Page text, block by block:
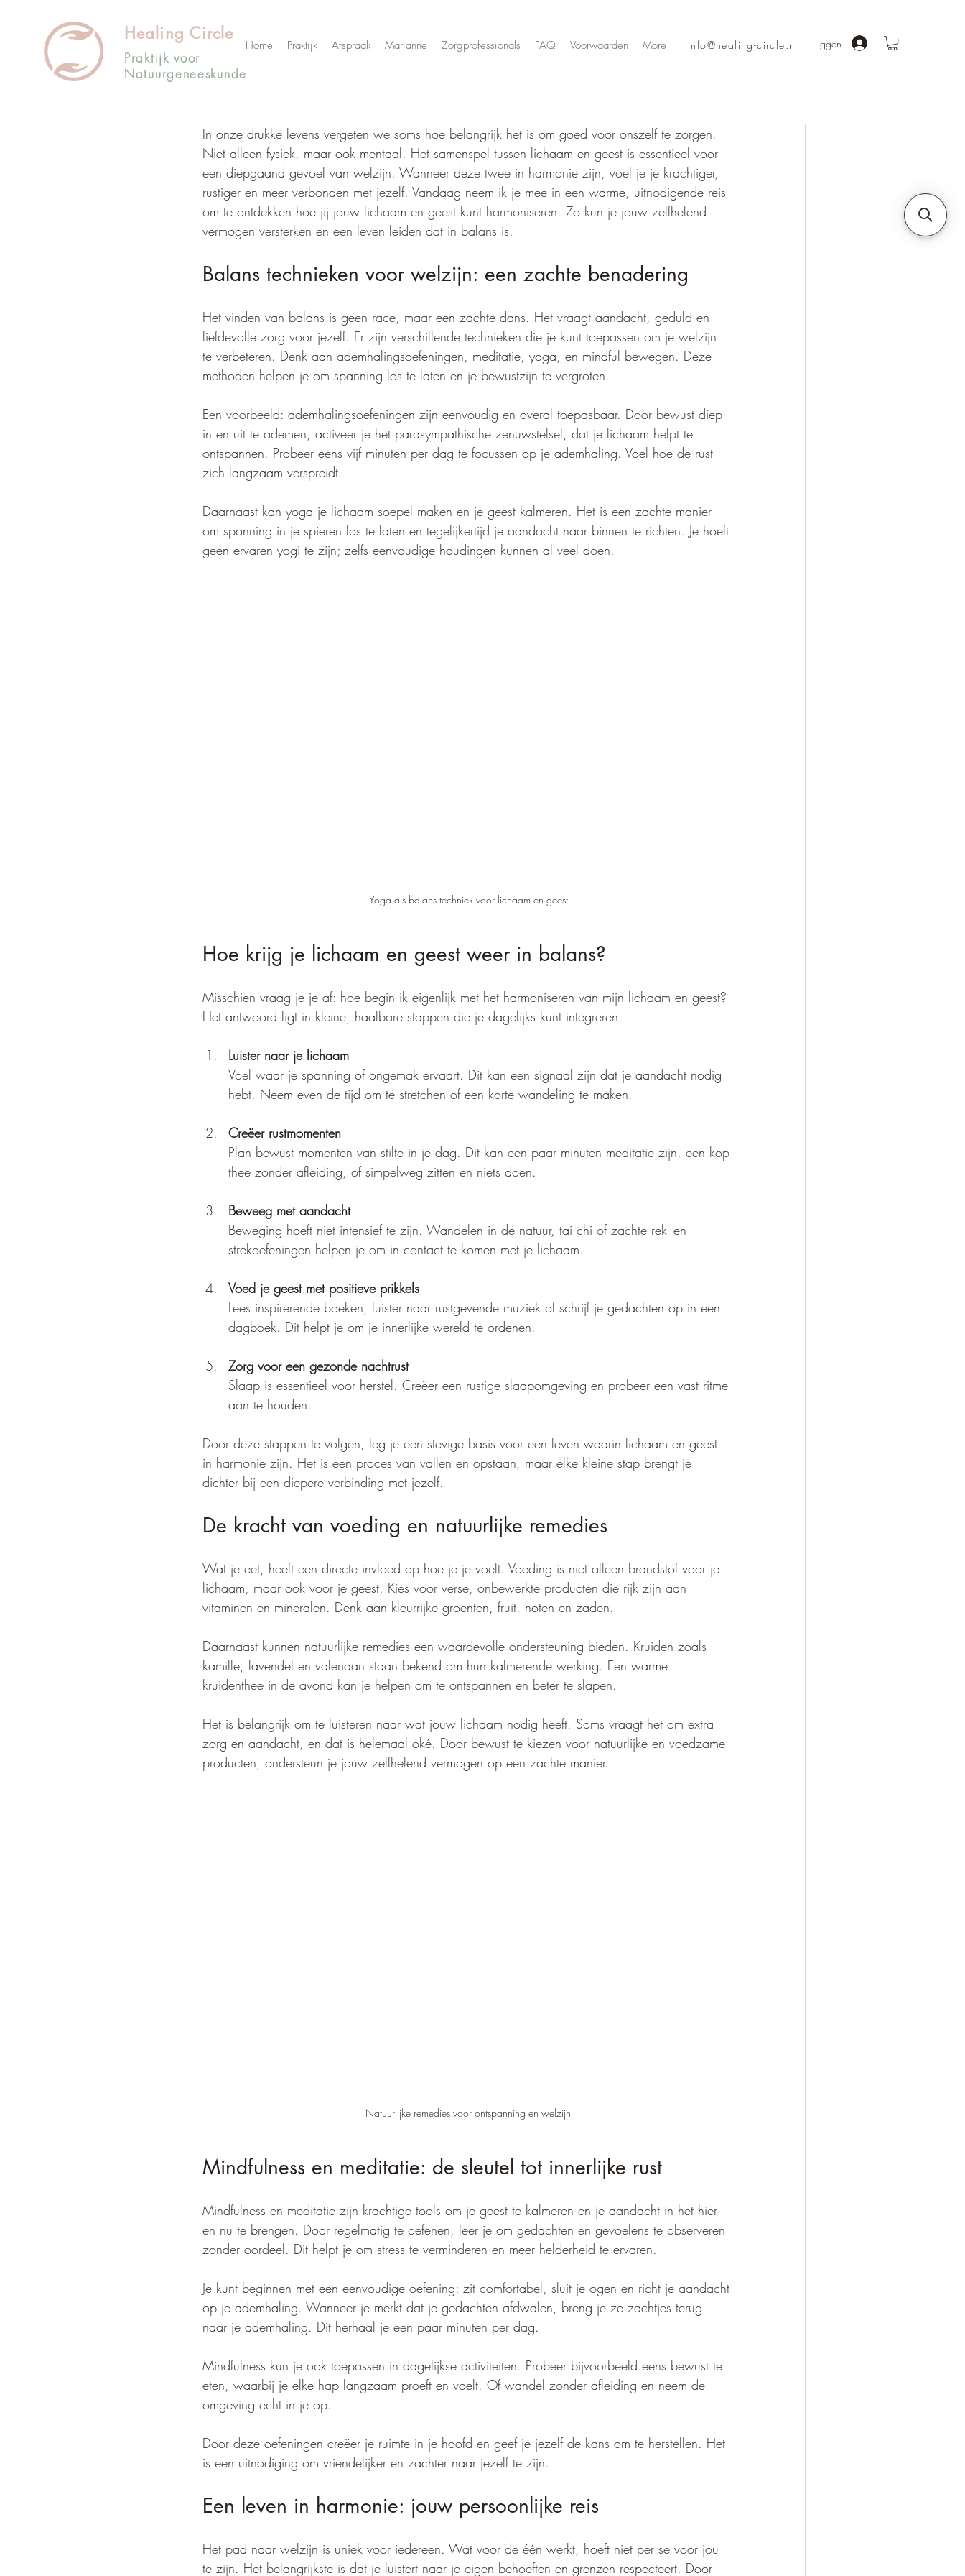
Healing Circle
Praktijk voor
Natuurgeneeskunde
Home Praktijk Afspraak Marianne Zorgprofessionals FAQ Voorwaarden More info@healing-circle.nl Inloggen
In onze drukke levens vergeten we soms hoe belangrijk het is om goed voor onszelf te zorgen.
Niet alleen fysiek, maar ook mentaal. Het samenspel tussen lichaam en geest is essentieel voor
een diepgaand gevoel van welzijn. Wanneer deze twee in harmonie zijn, voel je je krachtiger,
rustiger en meer verbonden met jezelf. Vandaag neem ik je mee in een warme, uitnodigende reis
om te ontdekken hoe jij jouw lichaam en geest kunt harmoniseren. Zo kun je jouw zelfhelend
vermogen versterken en een leven leiden dat in balans is.
Balans technieken voor welzijn: een zachte benadering
Het vinden van balans is geen race, maar een zachte dans. Het vraagt aandacht, geduld en
liefdevolle zorg voor jezelf. Er zijn verschillende technieken die je kunt toepassen om je welzijn
te verbeteren. Denk aan ademhalingsoefeningen, meditatie, yoga, en mindful bewegen. Deze
methoden helpen je om spanning los te laten en je bewustzijn te vergroten.
Een voorbeeld: ademhalingsoefeningen zijn eenvoudig en overal toepasbaar. Door bewust diep
in en uit te ademen, activeer je het parasympathische zenuwstelsel, dat je lichaam helpt te
ontspannen. Probeer eens vijf minuten per dag te focussen op je ademhaling. Voel hoe de rust
zich langzaam verspreidt.
Daarnaast kan yoga je lichaam soepel maken en je geest kalmeren. Het is een zachte manier
om spanning in je spieren los te laten en tegelijkertijd je aandacht naar binnen te richten. Je hoeft
geen ervaren yogi te zijn; zelfs eenvoudige houdingen kunnen al veel doen.
Yoga als balans techniek voor lichaam en geest
Hoe krijg je lichaam en geest weer in balans?
Misschien vraag je je af: hoe begin ik eigenlijk met het harmoniseren van mijn lichaam en geest?
Het antwoord ligt in kleine, haalbare stappen die je dagelijks kunt integreren.
Luister naar je lichaam
Voel waar je spanning of ongemak ervaart. Dit kan een signaal zijn dat je aandacht nodig
hebt. Neem even de tijd om te stretchen of een korte wandeling te maken.
Creëer rustmomenten
Plan bewust momenten van stilte in je dag. Dit kan een paar minuten meditatie zijn, een kop
thee zonder afleiding, of simpelweg zitten en niets doen.
Beweeg met aandacht
Beweging hoeft niet intensief te zijn. Wandelen in de natuur, tai chi of zachte rek- en
strekoefeningen helpen je om in contact te komen met je lichaam.
Voed je geest met positieve prikkels
Lees inspirerende boeken, luister naar rustgevende muziek of schrijf je gedachten op in een
dagboek. Dit helpt je om je innerlijke wereld te ordenen.
Zorg voor een gezonde nachtrust
Slaap is essentieel voor herstel. Creëer een rustige slaapomgeving en probeer een vast ritme
aan te houden.
Door deze stappen te volgen, leg je een stevige basis voor een leven waarin lichaam en geest
in harmonie zijn. Het is een proces van vallen en opstaan, maar elke kleine stap brengt je
dichter bij een diepere verbinding met jezelf.
De kracht van voeding en natuurlijke remedies
Wat je eet, heeft een directe invloed op hoe je je voelt. Voeding is niet alleen brandstof voor je
lichaam, maar ook voor je geest. Kies voor verse, onbewerkte producten die rijk zijn aan
vitaminen en mineralen. Denk aan kleurrijke groenten, fruit, noten en zaden.
Daarnaast kunnen natuurlijke remedies een waardevolle ondersteuning bieden. Kruiden zoals
kamille, lavendel en valeriaan staan bekend om hun kalmerende werking. Een warme
kruidenthee in de avond kan je helpen om te ontspannen en beter te slapen.
Het is belangrijk om te luisteren naar wat jouw lichaam nodig heeft. Soms vraagt het om extra
zorg en aandacht, en dat is helemaal oké. Door bewust te kiezen voor natuurlijke en voedzame
producten, ondersteun je jouw zelfhelend vermogen op een zachte manier.
Natuurlijke remedies voor ontspanning en welzijn
Mindfulness en meditatie: de sleutel tot innerlijke rust
Mindfulness en meditatie zijn krachtige tools om je geest te kalmeren en je aandacht in het hier
en nu te brengen. Door regelmatig te oefenen, leer je om gedachten en gevoelens te observeren
zonder oordeel. Dit helpt je om stress te verminderen en meer helderheid te ervaren.
Je kunt beginnen met een eenvoudige oefening: zit comfortabel, sluit je ogen en richt je aandacht
op je ademhaling. Wanneer je merkt dat je gedachten afdwalen, breng je ze zachtjes terug
naar je ademhaling. Dit herhaal je een paar minuten per dag.
Mindfulness kun je ook toepassen in dagelijkse activiteiten. Probeer bijvoorbeeld eens bewust te
eten, waarbij je elke hap langzaam proeft en voelt. Of wandel zonder afleiding en neem de
omgeving echt in je op.
Door deze oefeningen creëer je ruimte in je hoofd en geef je jezelf de kans om te herstellen. Het
is een uitnodiging om vriendelijker en zachter naar jezelf te zijn.
Een leven in harmonie: jouw persoonlijke reis
Het pad naar welzijn is uniek voor iedereen. Wat voor de één werkt, hoeft niet per se voor jou
te zijn. Het belangrijkste is dat je luistert naar je eigen behoeften en grenzen respecteert. Door